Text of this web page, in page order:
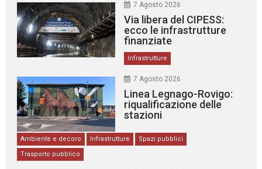
7 Agosto 2026
Via libera del CIPESS:
ecco le infrastrutture
finanziate
Infrastrutture
7 Agosto 2026
Linea Legnago-Rovigo:
riqualificazione delle
stazioni
Ambiente e decoro Infrastrutture
Spazi pubblici
Trasporto pubblico